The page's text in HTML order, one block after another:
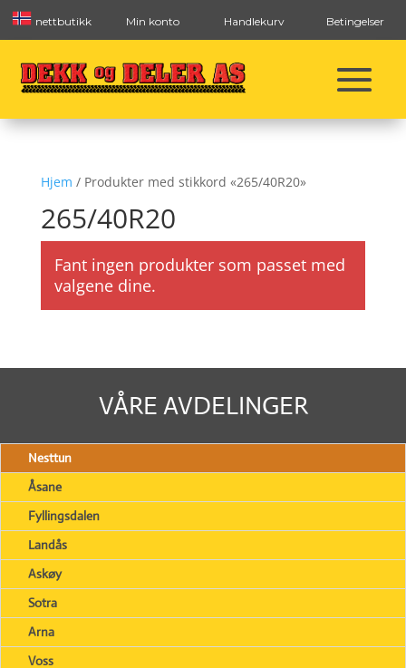
nettbutikk Min konto Handlekurv Betingelser
Hjem / Produkter med stikkord «265/40R20»
265/40R20
Fant ingen produkter som passet med
valgene dine.
VÅRE AVDELINGER
Nesttun
Åsane
Fyllingsdalen
Landås
Askøy
Sotra
Arna
Voss